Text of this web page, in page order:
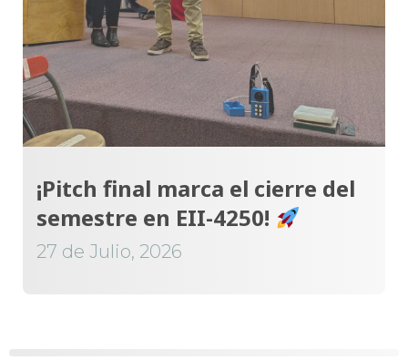
¡Pitch final marca el cierre del
semestre en EII-4250!
27 de Julio, 2026